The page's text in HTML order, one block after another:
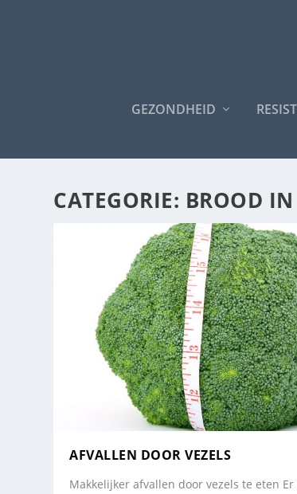
GEZONDHEID
CATEGORIE: BROOD
AFVALLEN DOOR VEZELS
Makkelijker afvallen door vezels te eten Er